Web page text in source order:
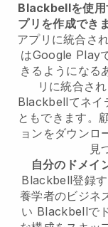
Blackbellを使用
プリを作成でき
アプリに統合さ
はGoogle Play
きるようになる
リに統合さ
Blackbellてネイ
ともできます。
ョンをダウンロ
見
自分のドメイ
Blackbell登録
養学者のビジネ
い Blackbellで